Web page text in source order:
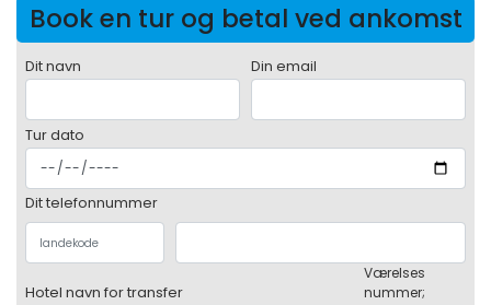
Book en tur og betal ved ankomst
Dit navn Din email
Tur dato
Dit telefonnummer
Hotel navn for transfer
Værelses
nummer;